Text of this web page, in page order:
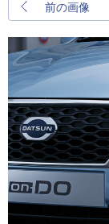
前の画像